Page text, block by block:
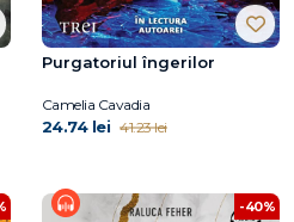
Purgatoriul îngerilor
Camelia Cavadia
24.74 lei 41.23 lei
-40%